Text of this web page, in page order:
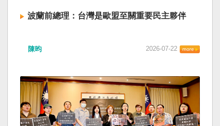
波蘭前總理：台灣是歐盟至關重要民主夥伴
陳昀 2026-07-22